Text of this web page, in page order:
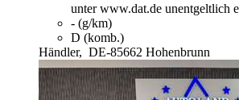
unter www.dat.de unentgeltlich
- (g/km)
D (komb.)
Händler, DE-85662 Hohenbrunn